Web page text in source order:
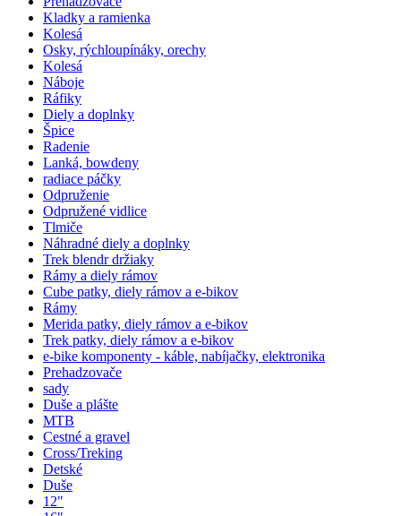
Kladky a ramienka
Kolesá
Osky, rýchloupínáky, orechy
Kolesá
Náboje
Ráfiky
Diely a doplnky
Špice
Radenie
Lanká, bowdeny
radiace páčky
Odpruženie
Odpružené vidlice
Tlmiče
Náhradné diely a doplnky
Trek blendr držiaky
Rámy a diely rámov
Cube patky, diely rámov a e-bikov
Rámy
Merida patky, diely rámov a e-bikov
Trek patky, diely rámov a e-bikov
e-bike komponenty - káble, nabíjačky, elektronika
Prehadzovače
sady
Duše a plášte
MTB
Cestné a gravel
Cross/Treking
Detské
Duše
12"